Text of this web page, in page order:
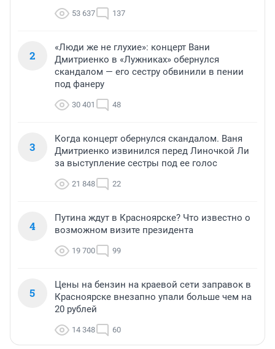
53 637 137
2
«Люди же не глухие»: концерт Вани
Дмитриенко в «Лужниках» обернулся
скандалом — его сестру обвинили в пении
под фанеру
30 401 48
3
Когда концерт обернулся скандалом. Ваня
Дмитриенко извинился перед Линочкой Ли
за выступление сестры под ее голос
21 848 22
4
Путина ждут в Красноярске? Что известно о
возможном визите президента
19 700 99
5
Цены на бензин на краевой сети заправок в
Красноярске внезапно упали больше чем на
20 рублей
14 348 60